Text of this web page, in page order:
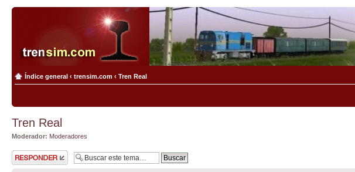
Índice general ‹ trensim.com ‹ Tren Real
Tren Real
Moderador: Moderadores
Publicar una
respuesta